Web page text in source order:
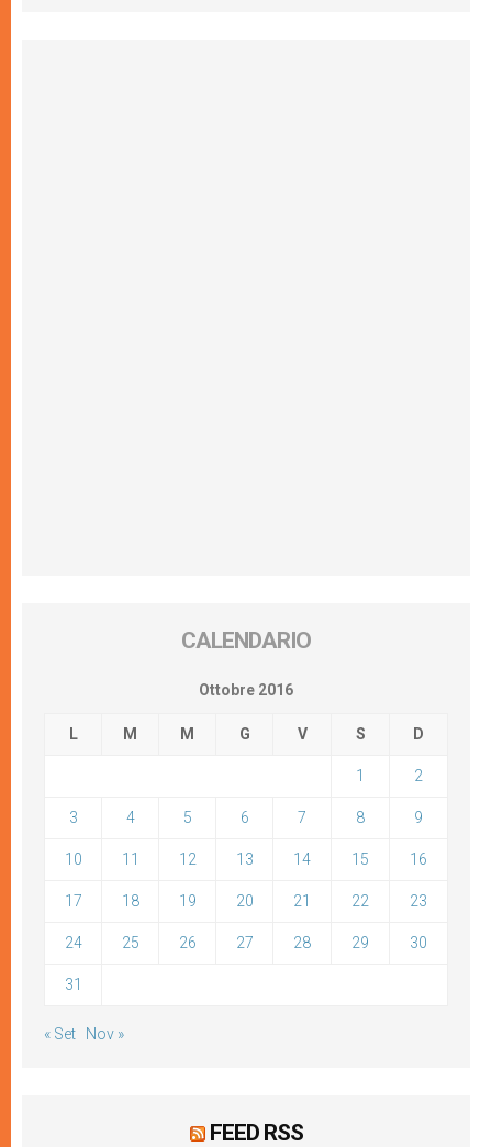
CALENDARIO
Ottobre 2016
L M M G V S D
1 2
3 4 5 6 7 8 9
10 11 12 13 14 15 16
17 18 19 20 21 22 23
24 25 26 27 28 29 30
31
« Set Nov »
FEED RSS